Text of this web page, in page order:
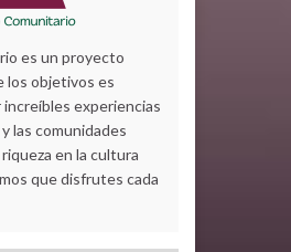
es un proyecto
los objetivos es
experiencias
las comunidades
en la cultura
que disfrutes cada